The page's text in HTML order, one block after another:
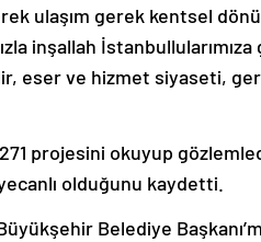
ulaşım gerek kentsel
inşallah
eser ve hizmet siyaseti,
271 projesini okuyup
olduğunu kaydetti.
Belediye